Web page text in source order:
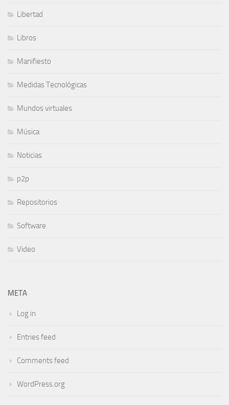
Libertad
Libros
Manifiesto
Medidas Tecnológicas
Mundos virtuales
Música
Noticias
p2p
Repositorios
Software
Video
META
Log in
Entries feed
Comments feed
WordPress.org